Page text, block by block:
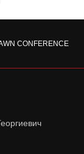
WN CONFERENCE